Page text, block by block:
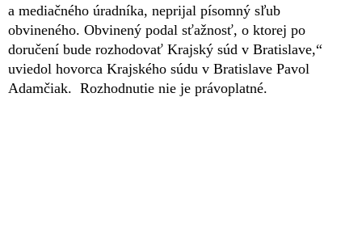
a mediačného úradníka, neprijal písomný sľub
obvineného. Obvinený podal sťažnosť, o ktorej po
doručení bude rozhodovať Krajský súd v Bratislave,“
uviedol hovorca Krajského súdu v Bratislave Pavol
Adamčiak. Rozhodnutie nie je právoplatné.